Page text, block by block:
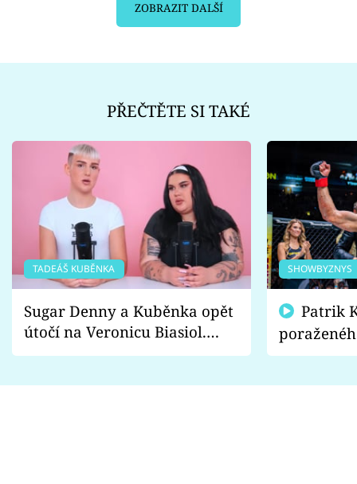
ZOBRAZIT DALŠÍ
PŘEČTĚTE SI TAKÉ
TADEÁŠ KUBĚNKA
Sugar Denny a Kuběnka opět
útočí na Veronicu Biasiol.
Proč je podle nich falešná a
SHOWBYZNYS
fanoušci